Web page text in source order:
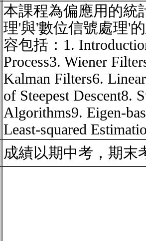
本課程為偏應用的統
理'與'數位信號處理'
容包括：1.
Process3. Wiener
Kalman Filters6.
of Steepest Descent8.
Algorithms9. Eigen-
Least-squared
成績以期中考，期